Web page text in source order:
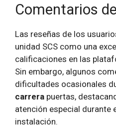
Comentarios
Las reseñas de los
unidad SCS como una
calificaciones en las
Sin embargo, algunos
dificultades ocasionales
carrera puertas,
atención especial durante
instalación.